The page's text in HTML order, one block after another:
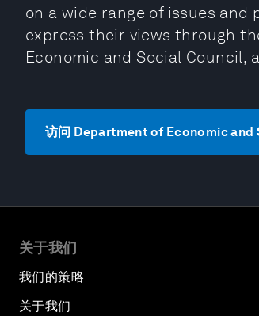
on a wide range of issues
express their views through
Economic and Social Council,
访问 Department of Economic and
关于我们
我们的策略
关于我们